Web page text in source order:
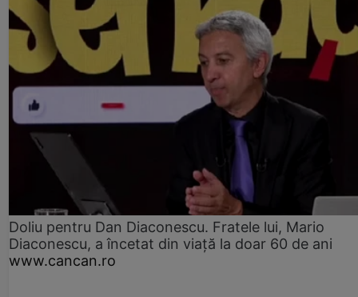
Doliu pentru Dan Diaconescu. Fratele lui, Mario
Diaconescu, a încetat din viață la doar 60 de ani
www.cancan.ro